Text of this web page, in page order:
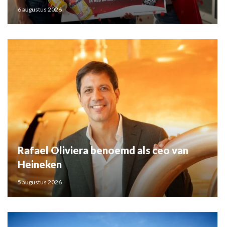
6 augustus 2026
Rafael Oliviera benoemd als ceo van
Heineken
5 augustus 2026